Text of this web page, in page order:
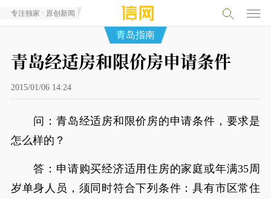
专注独家 · 原创新闻
青岛指南
青岛经适房和限价房申请条件
2015/01/06 14:24
问：青岛经适房和限价房的申请条件，要求是
怎么样的？
答：申请购买经济适用住房的家庭或年满35周
岁单身人员，须同时符合下列条件：具有市区常住